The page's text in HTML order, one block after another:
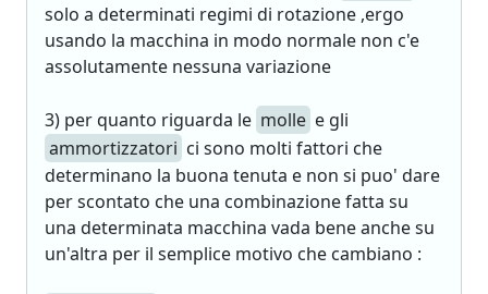
solo a determinati regimi di rotazione ,ergo
usando la macchina in modo normale non c'e
assolutamente nessuna variazione
3) per quanto riguarda le molle e gli
ammortizzatori ci sono molti fattori che
determinano la buona tenuta e non si puo' dare
per scontato che una combinazione fatta su
una determinata macchina vada bene anche su
un'altra per il semplice motivo che cambiano :